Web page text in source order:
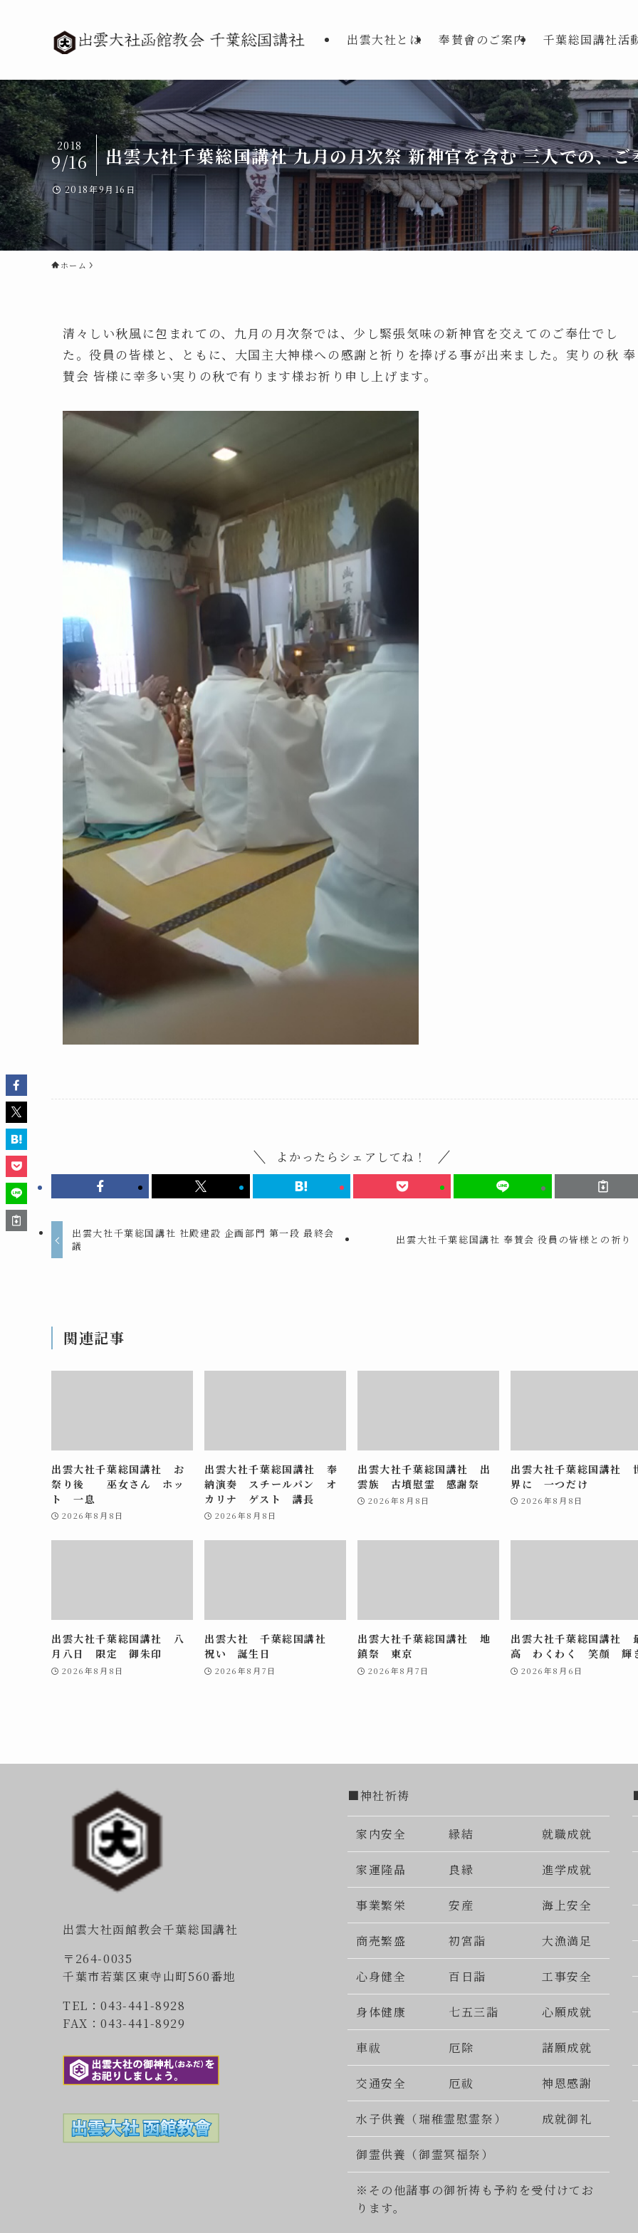
出雲大社とは 奉賛會のご案内 千葉総国講社活
出雲大社千葉総国講社 九月の月次祭 新神官を含む 三人での、ご
2018
9/16
2018年9月16日
ホーム
清々しい秋風に包まれての、九月の月次祭では、少し緊張気味の新神官を交えてのご奉仕でし
た。役員の皆様と、ともに、大国主大神様への感謝と祈りを捧げる事が出来ました。実りの秋 奉
賛会 皆様に幸多い実りの秋で有ります様お祈り申し上げます。
よかったらシェアしてね！
出雲大社千葉総国講社 社殿建設 企画部門 第一段 最終会
議
出雲大社千葉総国講社 奉賛会 役員の皆様との祈り
関連記事
出雲大社千葉総国講社 お
祭り後 巫女さん ホッ
ト 一息
2026年8月8日
出雲大社千葉総国講社 奉
納演奏 スチールパン オ
カリナ ゲスト 講長
2026年8月8日
出雲大社千葉総国講社 出
雲族 古墳慰霊 感謝祭
2026年8月8日
出雲大社千葉総国講社
界に 一つだけ
2026年8月8日
出雲大社千葉総国講社 八
月八日 限定 御朱印
2026年8月8日
出雲大社 千葉総国講社
祝い 誕生日
2026年8月7日
出雲大社千葉総国講社 地
鎮祭 東京
2026年8月7日
出雲大社千葉総国講社
高 わくわく 笑顔 輝
2026年8月6日
出雲大社函館教会千葉総国講社
〒264-0035
千葉市若葉区東寺山町560番地
TEL：043-441-8928
FAX：043-441-8929
■神社祈祷
家内安全 縁結 就職成就
家運隆晶 良縁 進学成就
事業繁栄 安産 海上安全
商売繁盛 初宮詣 大漁満足
心身健全 百日詣 工事安全
身体健康 七五三詣 心願成就
車祓 厄除 諸願成就
交通安全 厄祓 神恩感謝
水子供養（瑞稚霊慰霊祭） 成就御礼
御霊供養（御霊冥福祭）
※その他諸事の御祈祷も予約を受付けてお
ります。